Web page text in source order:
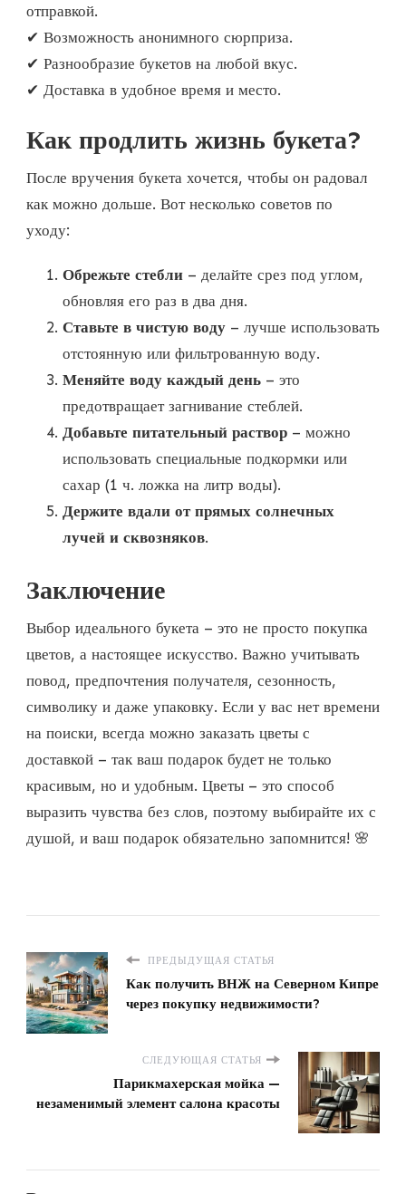
отправкой.
✔ Возможность анонимного сюрприза.
✔ Разнообразие букетов на любой вкус.
✔ Доставка в удобное время и место.
Как продлить жизнь букета?
После вручения букета хочется, чтобы он радовал
как можно дольше. Вот несколько советов по
уходу:
Обрежьте стебли – делайте срез под углом,
обновляя его раз в два дня.
Ставьте в чистую воду – лучше использовать
отстоянную или фильтрованную воду.
Меняйте воду каждый день – это
предотвращает загнивание стеблей.
Добавьте питательный раствор – можно
использовать специальные подкормки или
сахар (1 ч. ложка на литр воды).
Держите вдали от прямых солнечных
лучей и сквозняков.
Заключение
Выбор идеального букета – это не просто покупка
цветов, а настоящее искусство. Важно учитывать
повод, предпочтения получателя, сезонность,
символику и даже упаковку. Если у вас нет времени
на поиски, всегда можно заказать цветы с
доставкой – так ваш подарок будет не только
красивым, но и удобным. Цветы – это способ
выразить чувства без слов, поэтому выбирайте их с
душой, и ваш подарок обязательно запомнится! 🌸
ПРЕДЫДУЩАЯ СТАТЬЯ
Как получить ВНЖ на Северном Кипре
через покупку недвижимости?
СЛЕДУЮЩАЯ СТАТЬЯ
Парикмахерская мойка —
незаменимый элемент салона красоты